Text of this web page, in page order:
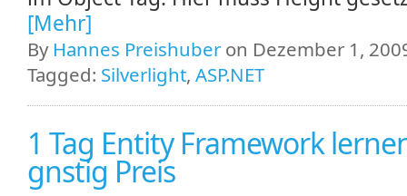
[Mehr]
By Hannes Preishuber on Dezember 1,
Tagged: Silverlight, ASP.NET
1 Tag Entity Framework
gnstig Preis